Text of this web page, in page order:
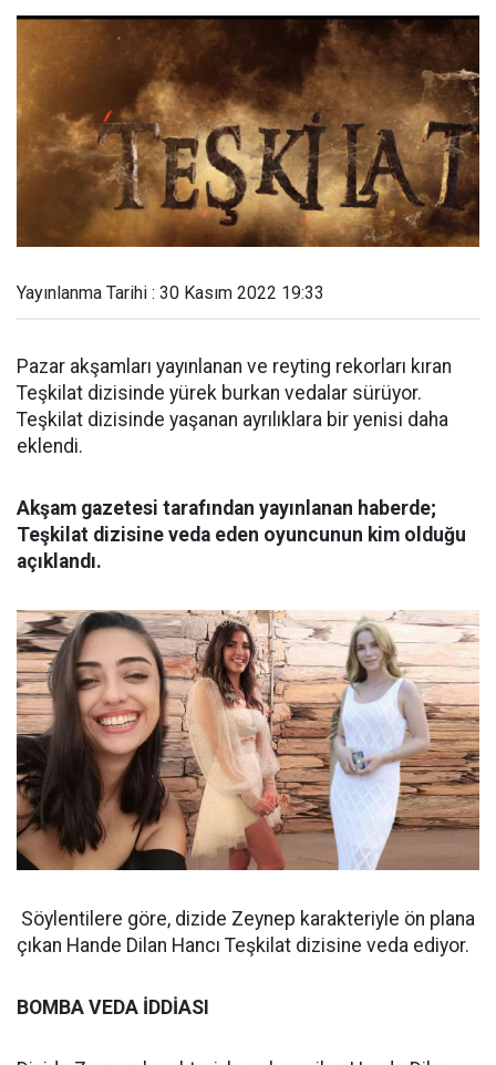
Yayınlanma Tarihi : 30 Kasım 2022 19:33
Pazar akşamları yayınlanan ve reyting rekorları kıran
Teşkilat dizisinde yürek burkan vedalar sürüyor.
Teşkilat dizisinde yaşanan ayrılıklara bir yenisi daha
eklendi.
Akşam gazetesi tarafından yayınlanan haberde;
Teşkilat dizisine veda eden oyuncunun kim olduğu
açıklandı.
Söylentilere göre, dizide Zeynep karakteriyle ön plana
çıkan Hande Dilan Hancı Teşkilat dizisine veda ediyor.
BOMBA VEDA İDDİASI